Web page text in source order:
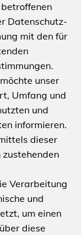
Datenschutz-
mit den für
unser
Umfang und
und
informieren.
dieser
Verarbeitung
und
um einen
diese